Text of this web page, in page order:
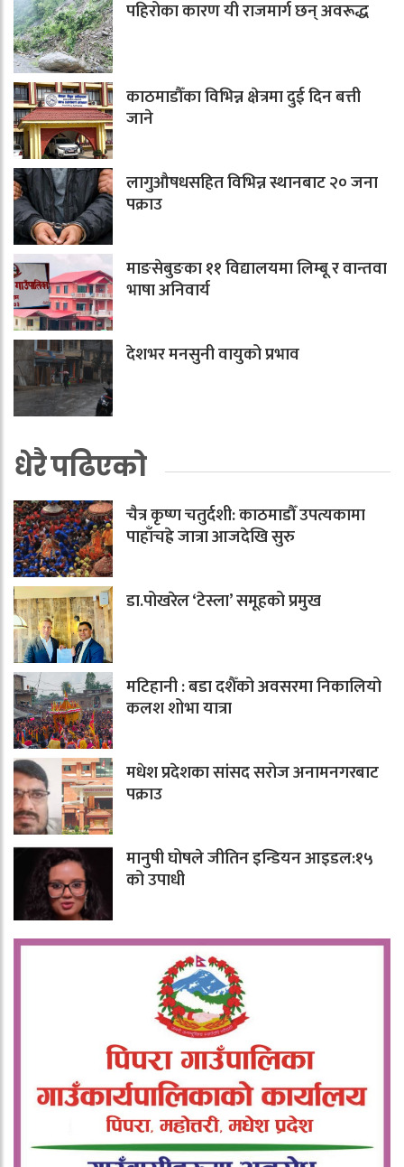
पहिरोका कारण यी राजमार्ग छन् अवरूद्ध
काठमाडौँका विभिन्न क्षेत्रमा दुई दिन बत्ती
जाने
लागुऔषधसहित विभिन्न स्थानबाट २० जना
पक्राउ
माङसेबुङका ११ विद्यालयमा लिम्बू र वान्तवा
भाषा अनिवार्य
देशभर मनसुनी वायुको प्रभाव
धेरै पढिएको
चैत्र कृष्ण चतुर्दशी: काठमाडौँ उपत्यकामा
पाहाँचह्रे जात्रा आजदेखि सुरु
डा.पोखरेल ‘टेस्ला’ समूहको प्रमुख
मटिहानी : बडा दशैँको अवसरमा निकालियो
कलश शोभा यात्रा
मधेश प्रदेशका सांसद सरोज अनामनगरबाट
पक्राउ
मानुषी घोषले जीतिन इन्डियन आइडल:१५
को उपाधी